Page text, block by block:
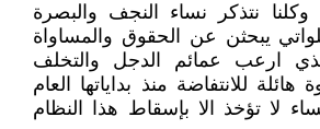
وكلنا نتذكر نساء النجف والبصرة
يبحثن عن الحقوق والمساواة
ارعب عمائم الدجل والتخلف
للانتفاضة منذ بداياتها العام
لا تؤخذ الا بإسقاط هذا النظام